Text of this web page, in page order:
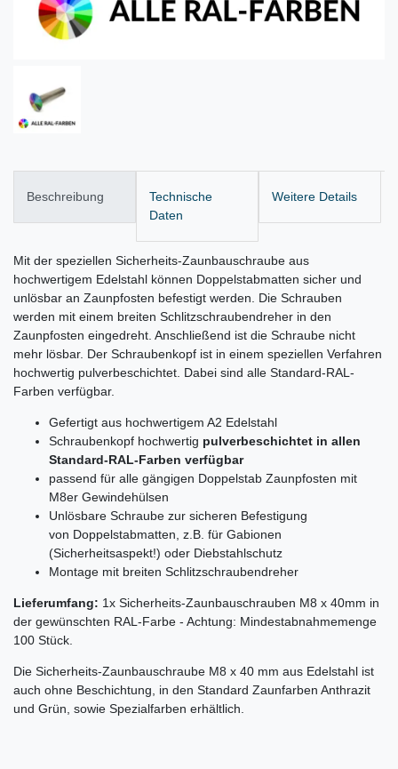
Beschreibung
Technische
Daten
Weitere Details
Mit der speziellen Sicherheits-Zaunbauschraube aus
hochwertigem Edelstahl können Doppelstabmatten sicher und
unlösbar an Zaunpfosten befestigt werden. Die Schrauben
werden mit einem breiten Schlitzschraubendreher in den
Zaunpfosten eingedreht. Anschließend ist die Schraube nicht
mehr lösbar. Der Schraubenkopf ist in einem speziellen Verfahren
hochwertig pulverbeschichtet. Dabei sind alle Standard-RAL-
Farben verfügbar.
Gefertigt aus hochwertigem A2 Edelstahl
Schraubenkopf hochwertig pulverbeschichtet in allen
Standard-RAL-Farben verfügbar
passend für alle gängigen Doppelstab Zaunpfosten mit
M8er Gewindehülsen
Unlösbare Schraube zur sicheren Befestigung
von Doppelstabmatten, z.B. für Gabionen
(Sicherheitsaspekt!) oder Diebstahlschutz
Montage mit breiten Schlitzschraubendreher
Lieferumfang: 1x Sicherheits-Zaunbauschrauben M8 x 40mm in
der gewünschten RAL-Farbe - Achtung: Mindestabnahmemenge
100 Stück.
Die Sicherheits-Zaunbauschraube M8 x 40 mm aus Edelstahl ist
auch ohne Beschichtung, in den Standard Zaunfarben Anthrazit
und Grün, sowie Spezialfarben erhältlich.